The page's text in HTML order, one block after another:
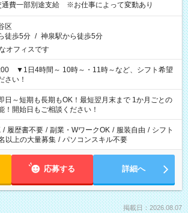
通費一部別途支給 ※お仕事によって変動あり
区
徒歩5分 / 神泉駅から徒歩5分
オフィスです
▼1日4時間～ 10時～・11時～など、シフト希望
さい！
日～短期も長期もOK！最短翌月末まで 1か月ごとの
！開始日もご相談ください！
/ 履歴書不要 / 副業・WワークOK / 服装自由 / シフト
以上の大量募集 / パソコンスキル不要
応募する 詳細へ
掲載日：2026.08.07